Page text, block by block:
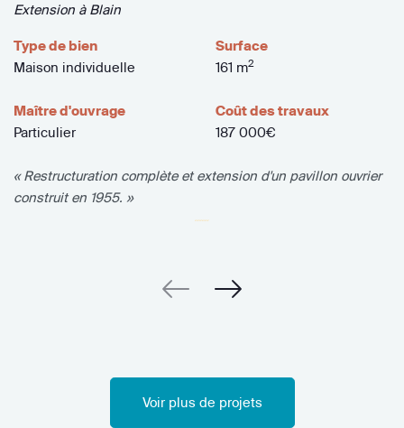
Extension à Blain
Type de bien
Maison individuelle
Surface
161 m2
Maître d'ouvrage
Particulier
Coût des travaux
187 000€
« Restructuration complète et extension d'un pavillon ouvrier
construit en 1955. »
Voir plus de projets